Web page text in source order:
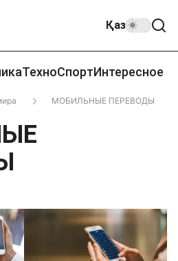
Қаз
ТехноСпортИнтересное
МОБИЛЬНЫЕ ПЕРЕВОДЫ